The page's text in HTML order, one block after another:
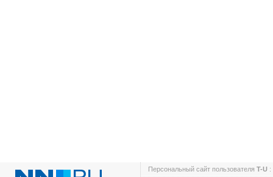
Персональный сайт пользователя T-U :